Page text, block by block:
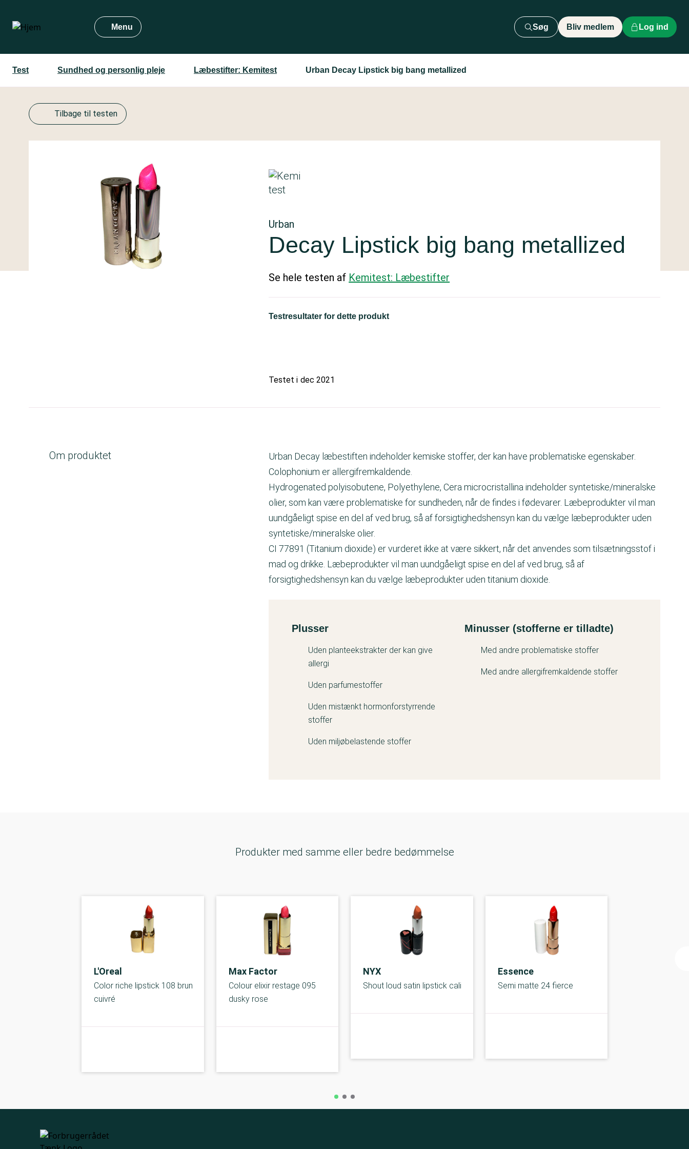
hovedindhold
Menu Søg Bliv medlem Log ind
Test Sundhed og personlig pleje Læbestifter: Kemitest Urban Decay Lipstick big bang metallized
Tilbage til testen
Urban
Decay Lipstick big bang metallized
Se hele testen af Kemitest: Læbestifter
Testresultater for dette produkt
Testet i dec 2021
Om produktet
Urban Decay læbestiften indeholder kemiske stoffer, der kan have problematiske egenskaber.
Colophonium er allergifremkaldende.
Hydrogenated polyisobutene, Polyethylene, Cera microcristallina indeholder syntetiske/mineralske
olier, som kan være problematiske for sundheden, når de findes i fødevarer. Læbeprodukter vil man
uundgåeligt spise en del af ved brug, så af forsigtighedshensyn kan du vælge læbeprodukter uden
syntetiske/mineralske olier.
CI 77891 (Titanium dioxide) er vurderet ikke at være sikkert, når det anvendes som tilsætningsstof i
mad og drikke. Læbeprodukter vil man uundgåeligt spise en del af ved brug, så af
forsigtighedshensyn kan du vælge læbeprodukter uden titanium dioxide.
Kemitest
Plusser Minusser (stofferne er tilladte)
Uden planteekstrakter der kan give
allergi
Uden parfumestoffer
Uden mistænkt hormonforstyrrende
stoffer
Uden miljøbelastende stoffer
Med andre problematiske stoffer
Med andre allergifremkaldende stoffer
Produkter med samme eller bedre bedømmelse
L'Oreal
Color riche lipstick 108 brun
cuivré
Max Factor
Colour elixir restage 095
dusky rose
NYX
Shout loud satin lipstick cali
Essence
Semi matte 24 fierce
C-kolbe